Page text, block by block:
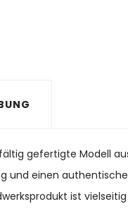
gefertigte Modell
und einen
ist